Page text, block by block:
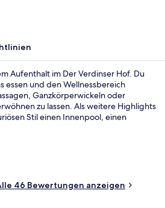
Aufenthalt im Der Verdinser Hof. Du
essen und den Wellnessbereich
Ganzkörperwickeln oder
zu lassen. Als weitere Highlights
Stil einen Innenpool, einen
46 Bewertungen anzeigen